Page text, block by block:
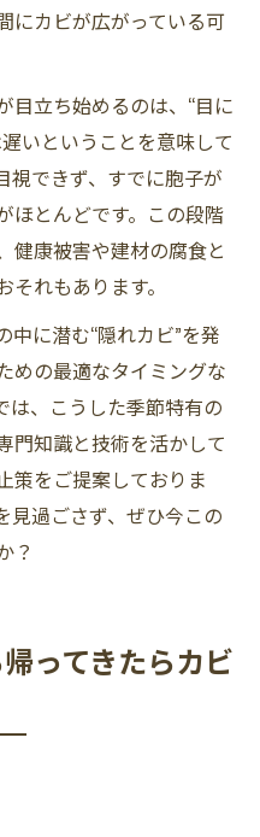
にカビが広がっている可
目立ち始めるのは、“目に
いということを意味して
視できず、すでに胞子が
ほとんどです。この段階
健康被害や建材の腐食と
れもあります。
に潜む“隠れカビ”を発
めの最適なタイミングな
は、こうした季節特有の
門知識と技術を活かして
策をご提案しておりま
見過ごさず、ぜひ今この
？
ってきたらカビ